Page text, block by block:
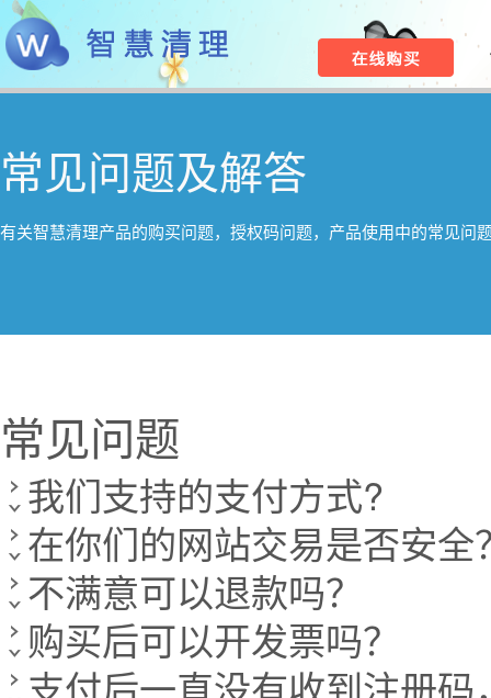
常见问题及解答
有关智慧清理产品的购买问题，授权码问题，产品使用中的常见问
常见问题
我们支持的支付方式?
在你们的网站交易是否安全
不满意可以退款吗？
购买后可以开发票吗？